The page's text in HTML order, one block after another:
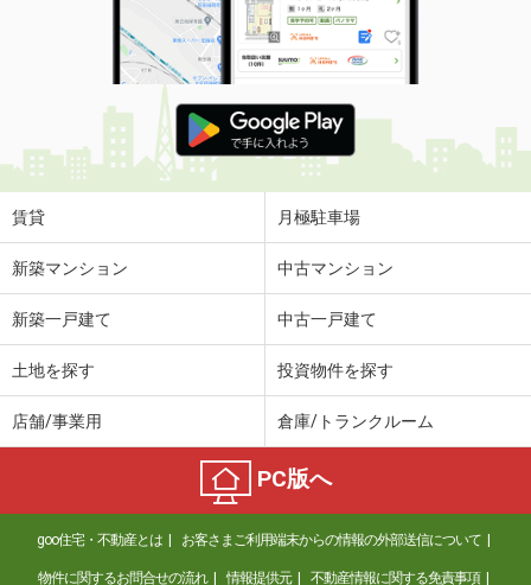
賃貸 月極駐車場
新築マンション 中古マンション
新築一戸建て 中古一戸建て
土地を探す 投資物件を探す
店舗/事業用 倉庫/トランクルーム
PC版へ
goo住宅・不動産とは お客さまご利用端末からの情報の外部送信について
物件に関するお問合せの流れ 情報提供元 不動産情報に関する免責事項